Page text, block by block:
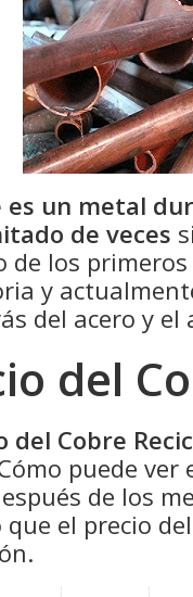
es un metal
de veces
de los
y
del acero y el
del
del Cobre
puede ver
de los
el precio